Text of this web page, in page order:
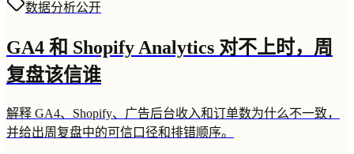
数据分析公开
GA4 和 Shopify Analytics 对不上时，周
复盘该信谁
解释 GA4、Shopify、广告后台收入和订单数为什么不一致，
并给出周复盘中的可信口径和排错顺序。